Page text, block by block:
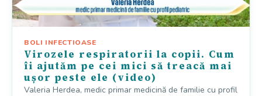
BOLI INFECTIOASE
Virozele respiratorii la copii. Cum
îi ajutăm pe cei mici să treacă mai
ușor peste ele (video)
Valeria Herdea, medic primar medicină de familie cu profil